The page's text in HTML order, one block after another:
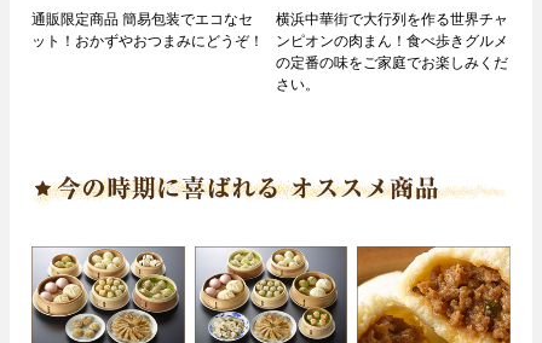
通販限定商品 簡易包装でエコなセ
ット！おかずやおつまみにどうぞ！
横浜中華街で大行列を作る世界チャ
ンピオンの肉まん！食べ歩きグルメ
の定番の味をご家庭でお楽しみくだ
さい。